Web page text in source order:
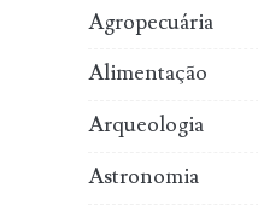
Agropecuária
Alimentação
Arqueologia
Astronomia